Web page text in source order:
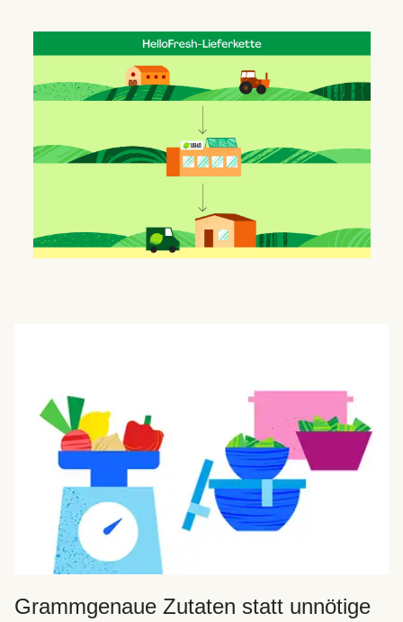
Grammgenaue Zutaten statt unnötige